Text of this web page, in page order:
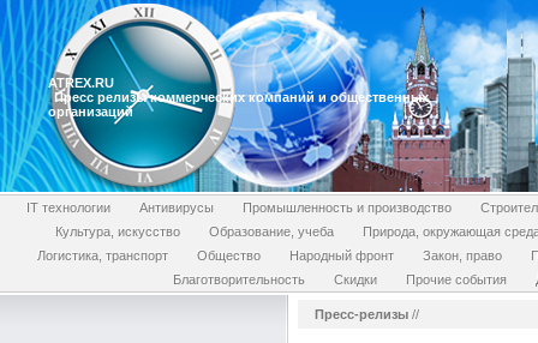
ATREX.RU
Пресс релизы коммерческих компаний и общественных
организаций
IT технологии Антивирусы Промышленность и производство
Культура, искусство
Образование, учеба
Природа, окружающая
Логистика, транспорт
Общество Народный фронт Закон, право
Благотворительность
Скидки Прочие события
Пресс-релизы //